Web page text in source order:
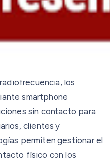
los
smartphone
sin contacto para
clientes y
permiten gestionar el
físico con los